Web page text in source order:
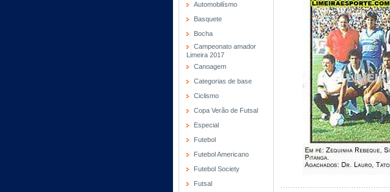
Automobilísmo
Basquete
Bocha
Campeonato amador
Limeira 2017
Canoagem
Categorias de base
Ciclismo
Copa Verão de Futsal
Especial
Futebol
Futebol Americano
Futebol Society
Futsal